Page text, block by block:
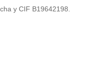
y CIF B19642198.